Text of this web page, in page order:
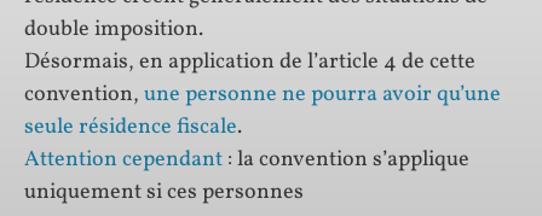
double imposition.
Désormais, en application de l’article 4 de cette
convention, une personne ne pourra avoir qu’une
seule résidence fiscale.
Attention cependant : la convention s’applique
uniquement si ces personnes